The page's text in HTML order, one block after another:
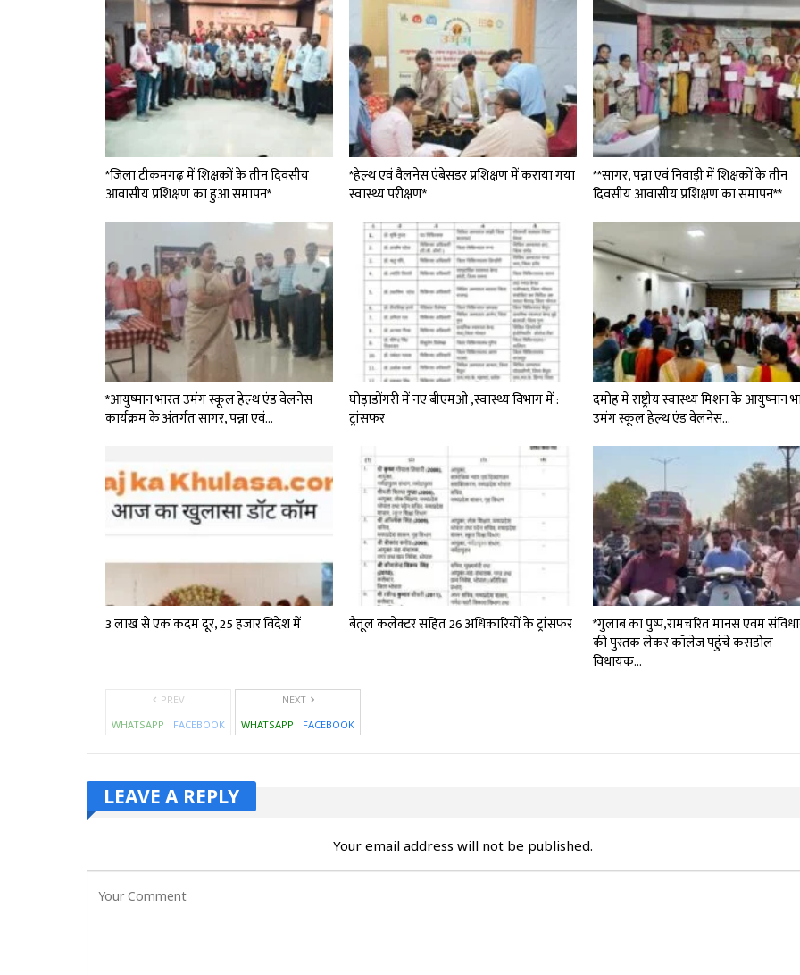
*जिला टीकमगढ़ में शिक्षकों के तीन दिवसीय
आवासीय प्रशिक्षण का हुआ समापन*
*हेल्थ एवं वैलनेस एंबेसडर प्रशिक्षण में कराया गया
स्वास्थ्य परीक्षण*
**सागर, पन्ना एवं निवाड़ी में शिक्षकों के तीन
दिवसीय आवासीय प्रशिक्षण का समापन**
*आयुष्मान भारत उमंग स्कूल हेल्थ एंड वेलनेस
कार्यक्रम के अंतर्गत सागर, पन्ना एवं…
घोड़ाडोंगरी में नए बीएमओ ,स्वास्थ्य विभाग में :
ट्रांसफर
दमोह में राष्ट्रीय स्वास्थ्य मिशन के आयुष्मान
उमंग स्कूल हेल्थ एंड वेलनेस…
3 लाख से एक कदम दूर, 25 हजार विदेश में बैतूल कलेक्टर सहित 26 अधिकारियों के ट्रांसफर
*गुलाब का पुष्प,रामचरित मानस एवम
की पुस्तक लेकर कॉलेज पहुंचे कसडोल
विधायक…
PREV
WHATSAPP
FACEBOOK
NEXT
WHATSAPP
FACEBOOK
LEAVE A REPLY
Your email address will not be published.